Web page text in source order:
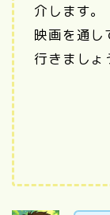
介します。
映画を通し
行きましょ